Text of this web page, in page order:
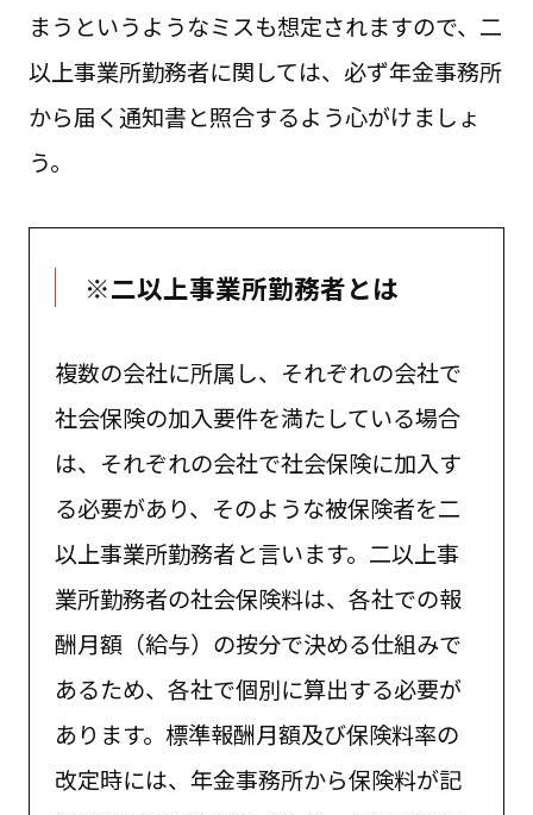
まうというようなミスも想定されますので、二
以上事業所勤務者に関しては、必ず年金事務所
から届く通知書と照合するよう心がけましょ
う。
※二以上事業所勤務者とは
複数の会社に所属し、それぞれの会社で
社会保険の加入要件を満たしている場合
は、それぞれの会社で社会保険に加入す
る必要があり、そのような被保険者を二
以上事業所勤務者と言います。二以上事
業所勤務者の社会保険料は、各社での報
酬月額（給与）の按分で決める仕組みで
あるため、各社で個別に算出する必要が
あります。標準報酬月額及び保険料率の
改定時には、年金事務所から保険料が記